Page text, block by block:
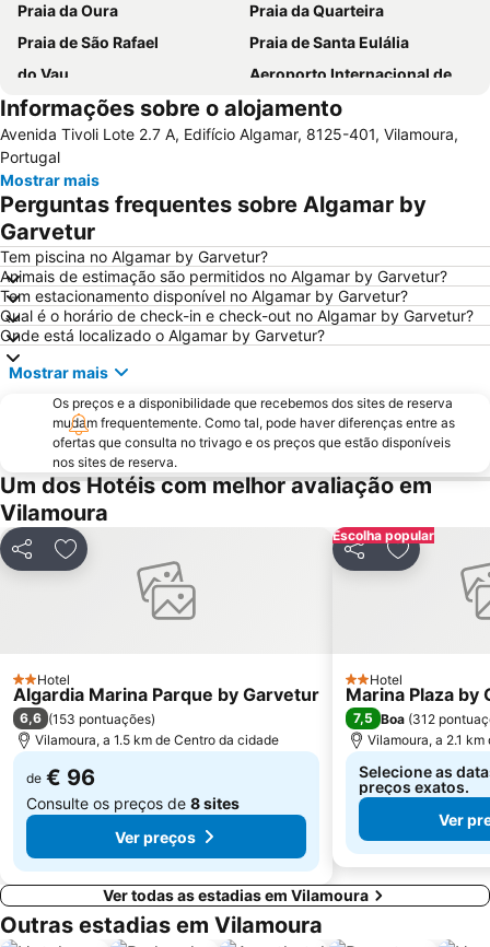
Praia da Oura
Praia da Quarteira
Praia de São Rafael
Praia de Santa Eulália
do Vau
Aeroporto Internacional de Faro - Gago Coutinho
Praia da Galé
slide & splash
Praia dos Pescadores
Autodrómo Internacional Algarve
Vilamoura Marina
Balaia Golf Village
Praia da Ilha de Tavira
Praia do Barril
Meia Praia
Aldeia das Açoteias
Montechoro
Fuseta(Mar) Beach
De Vilamoura
Olhos de Água
Marina de Portimão
Marina de Albufeira
AlgarveShopping
Praia da Ilha do Farol
Praia Dona Ana
Do Alvor
Ferreiras
Aqualand Algarve
Areias de São João
Praia de Três Irmãos
Marina de Lagos
Barra da Fuseta Beach
Praia Maria Luísa
Vale De Parra
Galé Leste
Informações sobre o alojamento
Avenida Tivoli Lote 2.7 A, Edifício Algamar, 8125-401, Vilamoura,
Portugal
Mostrar mais
Perguntas frequentes sobre Algamar by
Garvetur
Tem piscina no Algamar by Garvetur?
Animais de estimação são permitidos no Algamar by Garvetur?
Tem estacionamento disponível no Algamar by Garvetur?
Qual é o horário de check-in e check-out no Algamar by Garvetur?
Onde está localizado o Algamar by Garvetur?
Mostrar mais
Os preços e a disponibilidade que recebemos dos sites de reserva
mudam frequentemente. Como tal, pode haver diferenças entre as
ofertas que consulta no trivago e os preços que estão disponíveis
nos sites de reserva.
Um dos Hotéis com melhor avaliação em
Vilamoura
PartilharAdicionar aos favoritos
2 Estrelas
Hotel
Algardia Marina Parque by Garvetur
6,6 (153 pontuações)
Vilamoura, a 1.5 km de Centro da cidade
de € 96
Consulte os preços de 8 sites
Ver preços
Escolha popular
PartilharAdicionar
2 Estrelas
Hotel
Marina Plaza by
7,5 Boa (312
Vilamoura, a 2.1
Selecione as
preços exatos.
Ver
Ver todas as estadias em Vilamoura
Outras estadias em Vilamoura